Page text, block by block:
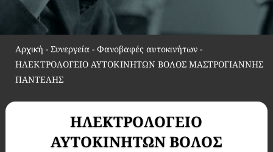
Αρχική - Συνεργεία - Φανοβαφές αυτοκινήτων-
ΗΛΕΚΤΡΟΛΟΓΕΙΟ ΑΥΤΟΚΙΝΗΤΩΝ ΒΟΛΟΣ ΜΑΣΤΡΟΓΙΑΝΝΗΣ
ΠΑΝΤΕΛΗΣ
ΗΛΕΚΤΡΟΛΟΓΕΙΟ
ΑΥΤΟΚΙΝΗΤΩΝ ΒΟΛΟΣ